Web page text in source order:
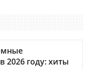
2026 году: хиты